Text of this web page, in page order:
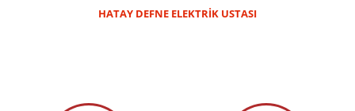
HATAY DEFNE ELEKTRİK USTASI